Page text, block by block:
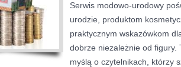
Serwis modowo-urodowy
urodzie, produktom
praktycznym wskazówkom
dobrze niezależnie od figury.
myślą o czytelnikach, którzy